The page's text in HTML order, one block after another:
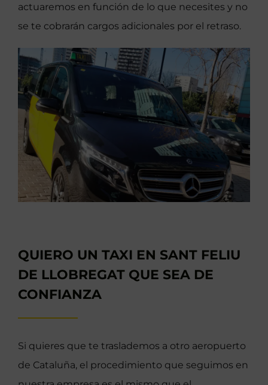
actuaremos en función de lo que necesites y no
se te cobrarán cargos adicionales por el retraso.
QUIERO UN TAXI EN SANT FELIU
DE LLOBREGAT QUE SEA DE
CONFIANZA
Si quieres que te traslademos a otro aeropuerto
de Cataluña, el procedimiento que seguimos en